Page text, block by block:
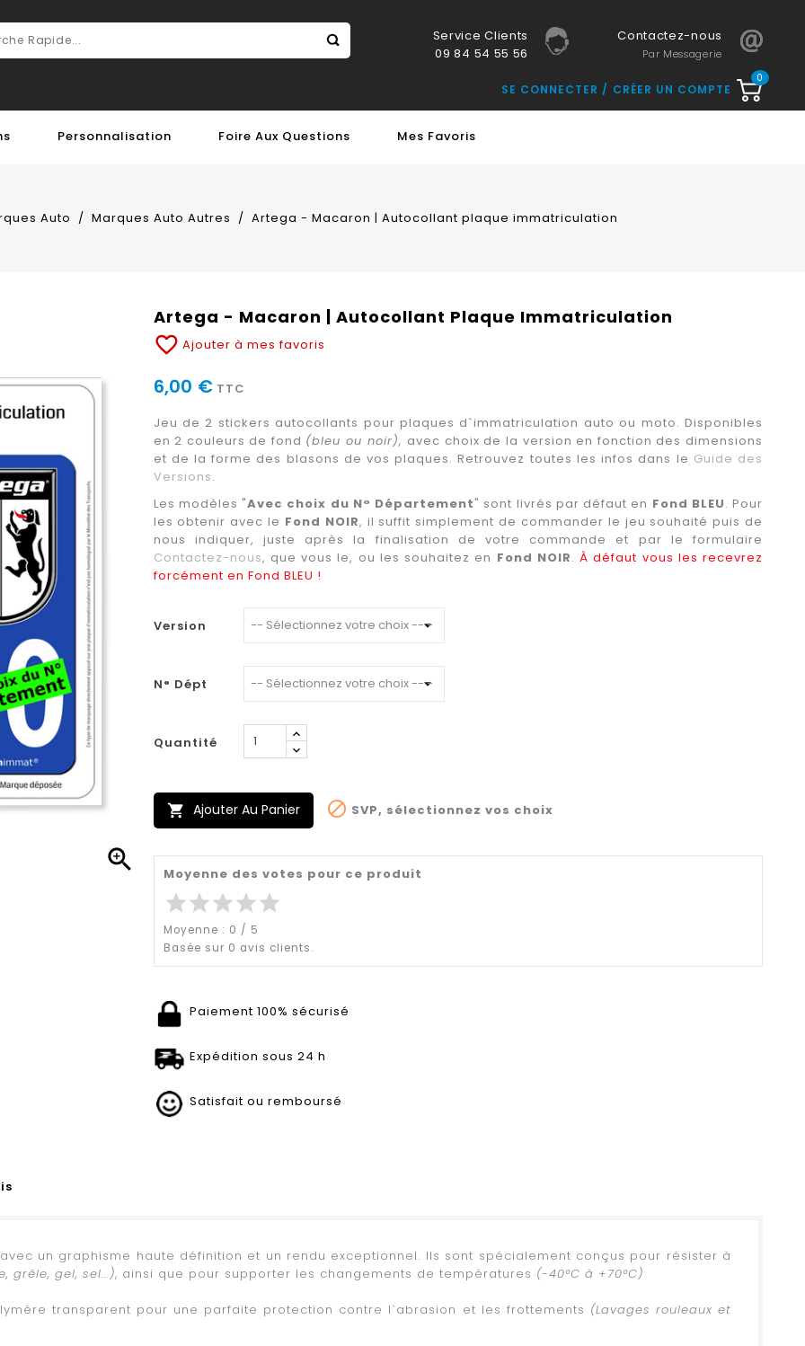
Service Clients
09 84 54 55 56
Contactez-nous
Par Messagerie
0
SE CONNECTER CRÉER UN COMPTE
Personnalisation Foire Aux Questions Mes Favoris
Auto Marques Auto Autres Artega - Macaron | Autocollant plaque immatriculation

Artega - Macaron | Autocollant Plaque Immatriculation
favorite_border Ajouter à mes favoris
6,00 € TTC
Jeu de 2 stickers autocollants pour plaques d`immatriculation auto ou moto. Disponibles
en 2 couleurs de fond (bleu ou noir), avec choix de la version en fonction des dimensions
et de la forme des blasons de vos plaques. Retrouvez toutes les infos dans le Guide des
Versions.
Les modèles "Avec choix du N° Département" sont livrés par défaut en Fond BLEU. Pour
les obtenir avec le Fond NOIR, il suffit simplement de commander le jeu souhaité puis de
nous indiquer, juste après la finalisation de votre commande et par le formulaire
Contactez-nous, que vous le, ou les souhaitez en Fond NOIR. À défaut vous les recevrez
forcément en Fond BLEU !
Version
N° Dépt
Quantité
 Ajouter Au Panier  SVP, sélectionnez vos choix
Moyenne des votes pour ce produit
starstarstarstarstar
Moyenne : 0 / 5
Basée sur 0 avis clients.
Paiement 100% sécurisé
Expédition sous 24 h
Satisfait ou remboursé
un graphisme haute définition et un rendu exceptionnel. Ils sont spécialement conçus pour résister à
grêle, gel, sel...), ainsi que pour supporter les changements de températures (-40°C à +70°C)
transparent pour une parfaite protection contre l`abrasion et les frottements (Lavages rouleaux et